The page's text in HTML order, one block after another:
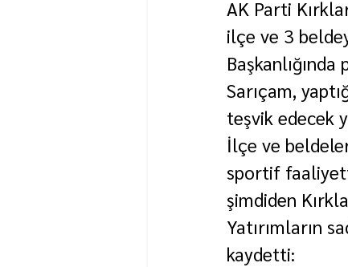
AK Parti
ilçe ve 3
Sarıçam,
teşvik edecek
İlçe ve
sportif
şimdiden
Yatırımların
kaydetti: